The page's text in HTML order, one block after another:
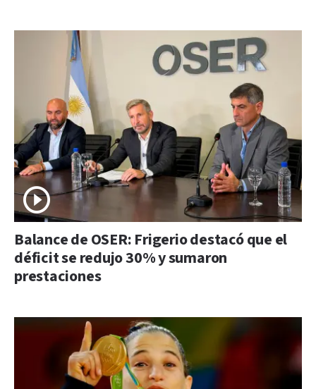
Balance de OSER: Frigerio destacó que el
déficit se redujo 30% y sumaron
prestaciones